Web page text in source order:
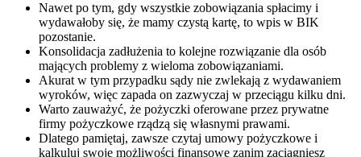
Nawet po tym, gdy wszystkie zobowiązania spłacimy i
wydawałoby się, że mamy czystą kartę, to wpis w BIK
pozostanie.
Konsolidacja zadłużenia to kolejne rozwiązanie dla osób
mających problemy z wieloma zobowiązaniami.
Akurat w tym przypadku sądy nie zwlekają z wydawaniem
wyroków, więc zapada on zazwyczaj w przeciągu kilku dni.
Warto zauważyć, że pożyczki oferowane przez prywatne
firmy pożyczkowe rządzą się własnymi prawami.
Dlatego pamiętaj, zawsze czytaj umowy pożyczkowe i
kalkuluj swoje możliwości finansowe zanim zaciągniesz